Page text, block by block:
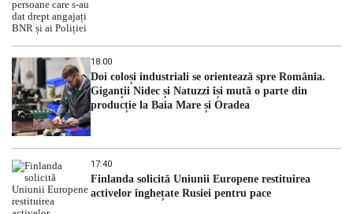
18:00
Doi coloși industriali se orientează spre România.
Giganții Nidec și Natuzzi își mută o parte din
producție la Baia Mare și Oradea
17:40
Finlanda solicită Uniunii Europene restituirea
activelor înghețate Rusiei pentru pace